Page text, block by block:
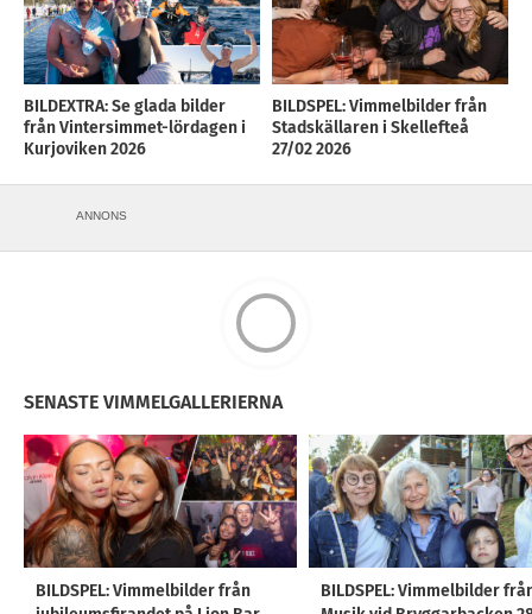
BILDEXTRA: Se glada bilder
från Vintersimmet-lördagen i
Kurjoviken 2026
BILDSPEL: Vimmelbilder från
Stadskällaren i Skellefteå
27/02 2026
ANNONS
SENASTE VIMMELGALLERIERNA
BILDSPEL: Vimmelbilder från
BILDSPEL: Vimmelbilder